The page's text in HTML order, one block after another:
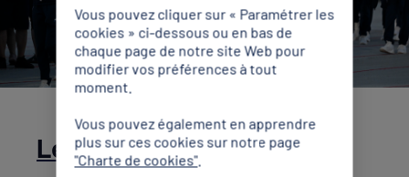
Le Festival Olympique de la
Vous pouvez cliquer sur « Paramétrer les
cookies » ci-dessous ou en bas de
chaque page de notre site Web pour
modifier vos préférences à tout
moment.
Vous pouvez également en apprendre
plus sur ces cookies sur notre page
"Charte de cookies".